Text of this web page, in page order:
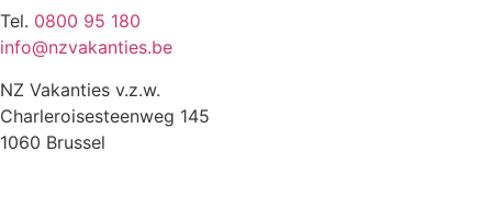
Tel. 0800 95 180
info@nzvakanties.be
NZ Vakanties v.z.w.
Charleroisesteenweg 145
1060 Brussel